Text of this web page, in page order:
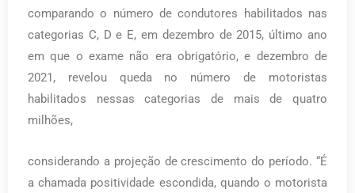
comparando o número de condutores habilitados nas
categorias C, D e E, em dezembro de 2015, último ano
em que o exame não era obrigatório, e dezembro de
2021, revelou queda no número de motoristas
habilitados nessas categorias de mais de quatro
milhões,
considerando a projeção de crescimento do período. “É
a chamada positividade escondida, quando o motorista